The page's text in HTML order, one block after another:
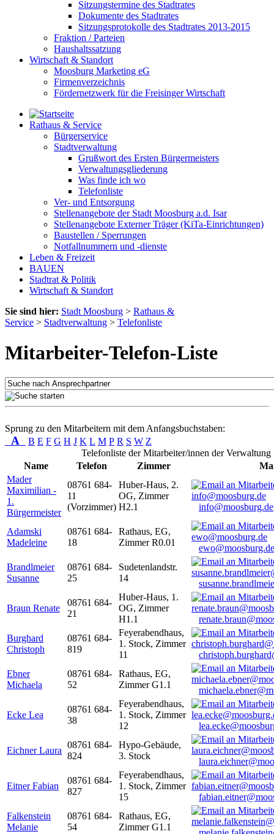
Sitzungstermine des Stadtrates
Dokumente des Stadtrates
Sitzungsprotokolle des Stadtrates 2013-2015
Fraktion / Parteien
Haushaltssatzung
Wirtschaft & Standort
Moosburg Marketing eG
Firmenverzeichnis
Fördernetzwerk für die Freisinger Wirtschaft
Rathaus & Service
Bürgerservice
Stadtverwaltung
Grußwort des Ersten Bürgermeisters
Verwaltungsgliederung
Was finde ich wo
Telefonliste
Ver- und Entsorgung
Stellenangebote der Stadt Moosburg a.d. Isar
Stellenangebote Externer Träger (KiTa-Einrichtungen)
Baustellen / Sperrungen
Notfallnummern und -dienste
Leben & Freizeit
BAUEN
Stadtrat & Politik
Wirtschaft & Standort
Sie sind hier: Stadt Moosburg > Rathaus &
Service > Stadtverwaltung > Telefonliste
Mitarbeiter-Telefon-Liste
Sprung zu den Mitarbeitern mit dem Anfangsbuchstaben:
A B E F G H J K L M P R S W Z
Telefonliste der Mitarbeiter/innen der Verwaltung
Name
Telefon Zimmer
Mader
Maximilian -
1.
Bürgermeister
08761 684-
11
(Vorzimmer)
Huber-Haus, 2.
OG, Zimmer
H2.1
info@moosburg.de
Adamski
Madeleine
08761 684-
18
Rathaus, EG,
Zimmer R0.01
ewo@moosburg.de
Brandlmeier
Susanne
08761 684-
25
Sudetenlandstr.
14
Braun Renate
08761 684-
21
Huber-Haus, 1.
OG, Zimmer
H1.1
Burghard
Christoph
08761 684-
819
Feyerabendhaus,
1. Stock, Zimmer
11
Ebner
Michaela
08761 684-
52
Rathaus, EG,
Zimmer G1.1
Ecke Lea
08761 684-
38
Feyerabendhaus,
1. Stock, Zimmer
12
Eichner Laura
08761 684-
824
Hypo-Gebäude,
3. Stock
Eitner Fabian
08761 684-
827
Feyerabendhaus,
1. Stock, Zimmer
15
Falkenstein
Melanie
08761 684-
54
Rathaus, EG,
Zimmer G1.1